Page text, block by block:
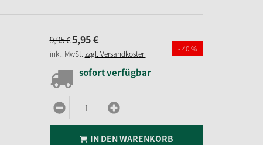
9,95€5,95€
- 40 %
inkl. MwSt. zzgl. Versandkosten
sofort verfügbar
IN DEN WARENKORB